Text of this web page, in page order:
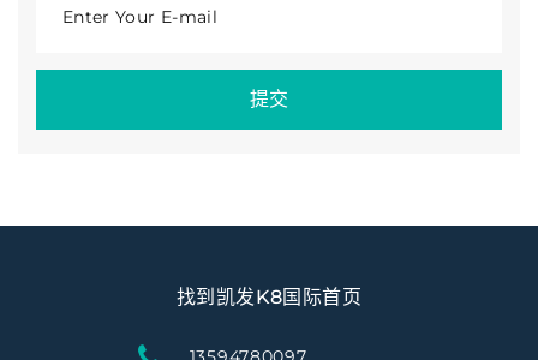
Enter Your E-mail
提交
找到凯发K8国际首页